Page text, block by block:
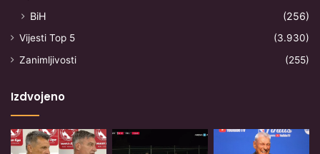
BiH (256)
Vijesti Top 5
(3.930)
Zanimljivosti
(255)
Izdvojeno